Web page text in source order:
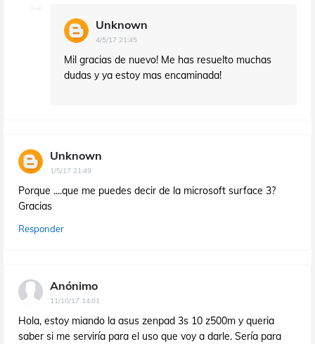
Unknown
4/5/17 21:45
Mil gracias de nuevo! Me has resuelto muchas
dudas y ya estoy mas encaminada!
Unknown
1/5/17 21:49
Porque ....que me puedes decir de la microsoft surface 3?
Gracias
Responder
Anónimo
11/10/17 14:01
Hola, estoy miando la asus zenpad 3s 10 z500m y queria
saber si me serviría para el uso que voy a darle. Sería para